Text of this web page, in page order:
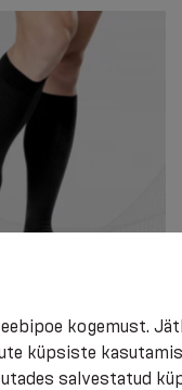
Reisimiseks,
kontoriks. Äri
kogemust.
küpsiste
salvestatud